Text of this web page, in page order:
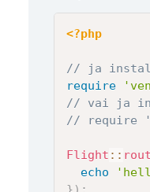
<?php
// ja
require
// vai ja
// require
Flight ::
echo